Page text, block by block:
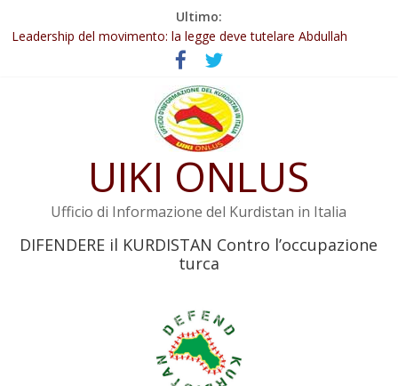
Ultimo:
Leadership del movimento: la legge deve tutelare Abdullah
Commissione donne del KNK: Şengal è di nuovo sotto minaccia
Non tenere conto della situazione di Rêber Apo ostacolerebbe
Il KNK chiede un’azione internazionale contro i crimini di guerra
Abdullah Öcalan: Le legge negativa deve essere trasformata in
UIKI ONLUS
Ufficio di Informazione del Kurdistan in Italia
DIFENDERE il KURDISTAN Contro l’occupazione
turca